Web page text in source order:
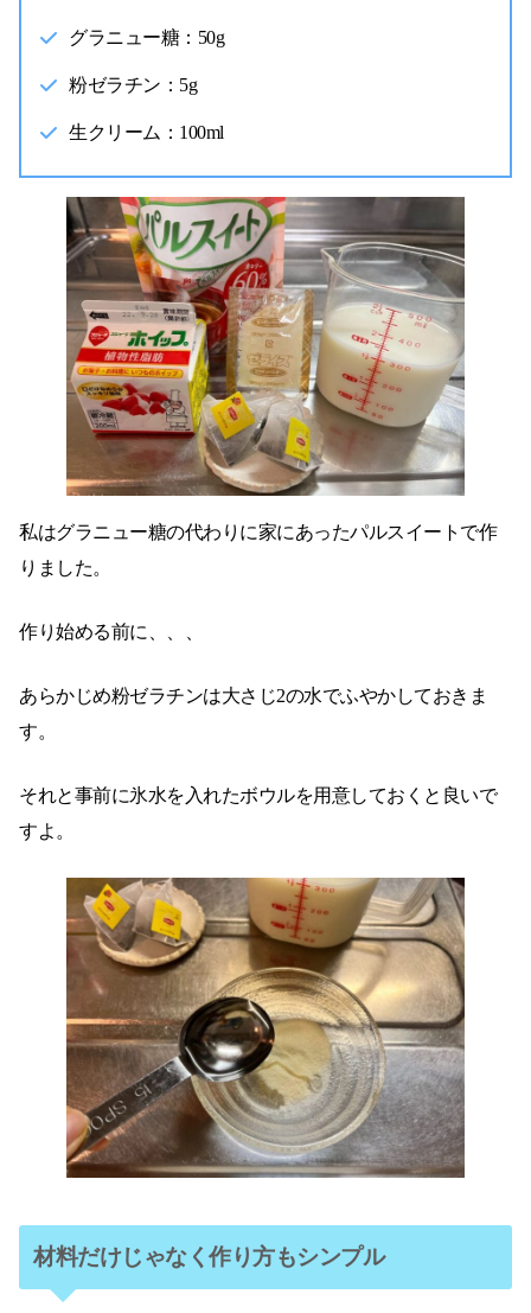
グラニュー糖：50g
粉ゼラチン：5g
生クリーム：100ml
私はグラニュー糖の代わりに家にあったパルスイートで作
りました。
作り始める前に、、、
あらかじめ粉ゼラチンは大さじ2の水でふやかしておきま
す。
それと事前に氷水を入れたボウルを用意しておくと良いで
すよ。
材料だけじゃなく作り方もシンプル